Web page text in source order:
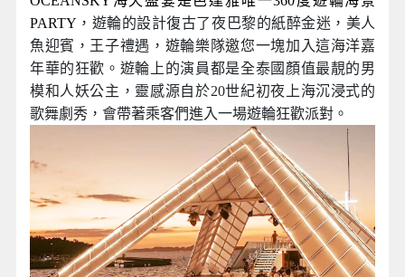
PARTY ，遊輪的設計復古了夜巴黎的紙醉金迷，美人
魚迎賓，王子禮遇，遊輪樂隊邀您一塊加入這海洋嘉
年華的狂歡。遊輪上的演員都是全泰國顏值最靚的男
模和人妖公主，靈感源自於20世紀初夜上海沉浸式的
歌舞劇秀，會帶著乘客們進入一場遊輪狂歡派對。